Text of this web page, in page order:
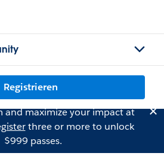
Registrieren
and maximize your impact at
three or more to unlock
$999 passes.